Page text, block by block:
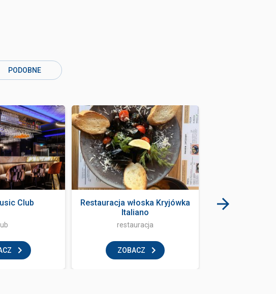
PODOBNE
Club
Restauracja włoska Kryjówka
Italiano
restauracja
ZOBACZ
Escape room